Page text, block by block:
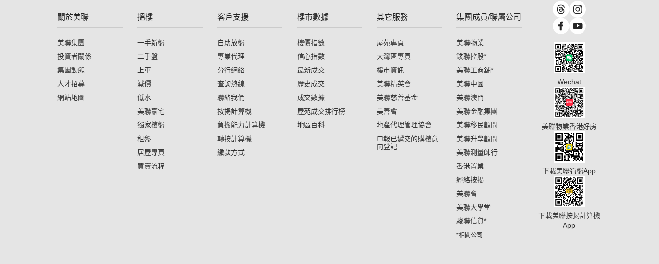
關於美聯
美聯集團
投資者關係
集團動態
人才招募
網站地圖
搵樓
一手新盤
二手盤
上車
減價
低水
美聯豪宅
獨家樓盤
租盤
居屋專頁
買賣流程
客戶支援
自助放盤
專業代理
分行網絡
查詢熱線
聯絡我們
按揭計算機
負擔能力計算機
轉按計算機
繳款方式
樓市數據
樓價指數
信心指數
最新成交
歷史成交
成交數據
屋苑成交排行榜
地區百科
其它服務
屋苑專頁
大灣區專頁
樓市資訊
美聯精英會
美聯慈善基金
美善會
地產代理管理協會
申報已遞交的購樓意
向登記
集團成員/聯屬公司
美聯物業
鋑聯控股*
美聯工商舖*
美聯中國
美聯澳門
美聯金融集團
美聯移民顧問
美聯升學顧問
美聯測量師行
香港置業
經絡按揭
美聯會
美聯大學堂
駿聯信貸*
*相關公司
Wechat
美聯物業香港好房
下載美聯筍盤App
下載美聯按揭計算機
App